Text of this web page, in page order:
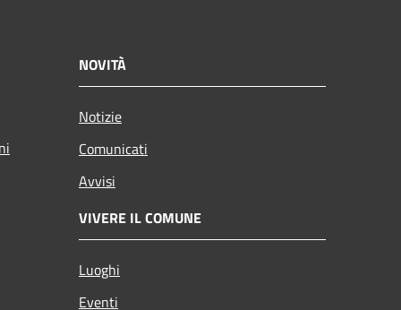
NOVITÀ
Notizie
Comunicati
Avvisi
VIVERE IL COMUNE
Luoghi
Eventi